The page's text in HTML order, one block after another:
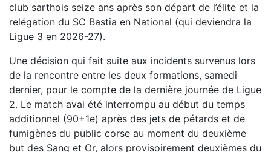
club sarthois seize ans après son départ de l’élite et la
relégation du SC Bastia en National (qui deviendra la
Ligue 3 en 2026-27).
Une décision qui fait suite aux incidents survenus lors
de la rencontre entre les deux formations, samedi
dernier, pour le compte de la dernière journée de Ligue
2. Le match avai été interrompu au début du temps
additionnel (90+1e) après des jets de pétards et de
fumigènes du public corse au moment du deuxième
but des Sang et Or, alors provisoirement deuxièmes du